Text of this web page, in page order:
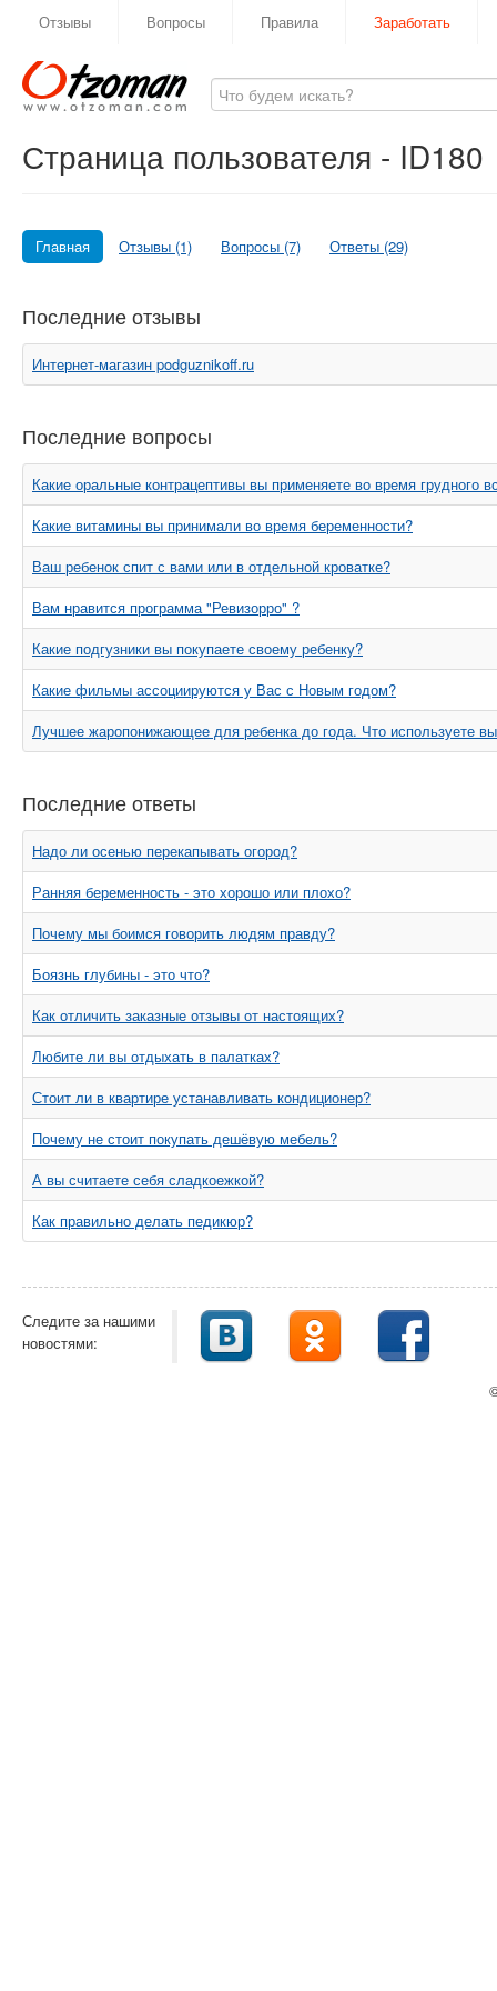
Отзывы Вопросы Правила Заработать
Страница пользователя - ID180
Главная Отзывы (1) Вопросы (7) Ответы (29)
Последние отзывы
Интернет-магазин podguznikoff.ru
Последние вопросы
Какие оральные контрацептивы вы применяете во время грудного
Какие витамины вы принимали во время беременности?
Ваш ребенок спит с вами или в отдельной кроватке?
Вам нравится программа "Ревизорро" ?
Какие подгузники вы покупаете своему ребенку?
Какие фильмы ассоциируются у Вас с Новым годом?
Лучшее жаропонижающее для ребенка до года. Что используете
Последние ответы
Надо ли осенью перекапывать огород?
Ранняя беременность - это хорошо или плохо?
Почему мы боимся говорить людям правду?
Боязнь глубины - это что?
Как отличить заказные отзывы от настоящих?
Любите ли вы отдыхать в палатках?
Стоит ли в квартире устанавливать кондиционер?
Почему не стоит покупать дешёвую мебель?
А вы считаете себя сладкоежкой?
Как правильно делать педикюр?
Следите за нашими
новостями: